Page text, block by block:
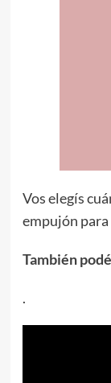
Vos elegís
empujón
También
.